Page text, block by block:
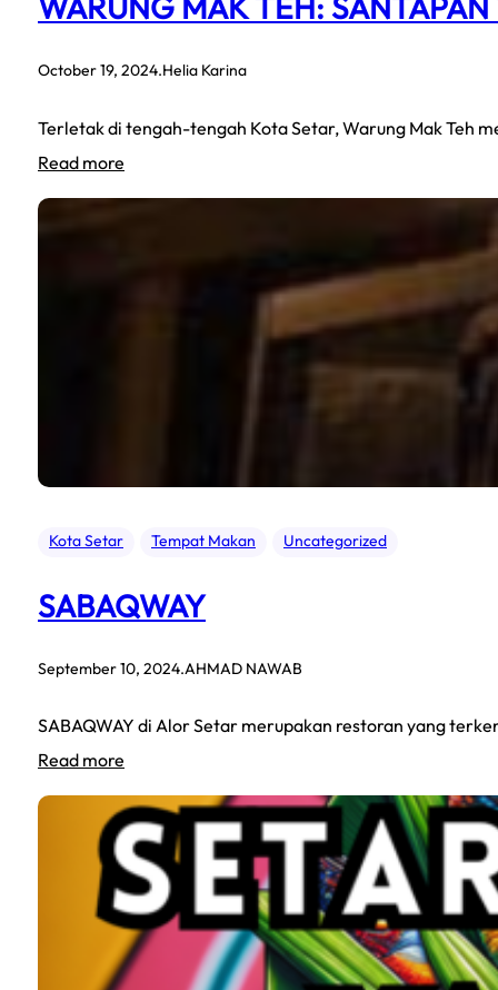
October 19, 2024.Helia Karina
Terletak di tengah-tengah Kota Setar, Warung Mak Teh
Read more
Kota Setar Tempat Makan Uncategorized
SABAQWAY
September 10, 2024.AHMAD NAWAB
SABAQWAY di Alor Setar merupakan restoran yang
Read more